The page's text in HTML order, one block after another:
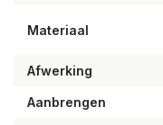
Materiaal
Afwerking
Aanbrengen